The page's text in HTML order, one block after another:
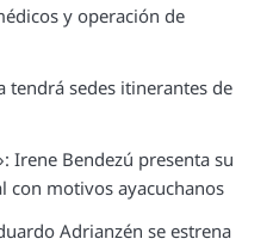
y operación de
tendrá sedes itinerantes de
Irene Bendezú presenta su
con motivos ayacuchanos
Adrianzén se estrena